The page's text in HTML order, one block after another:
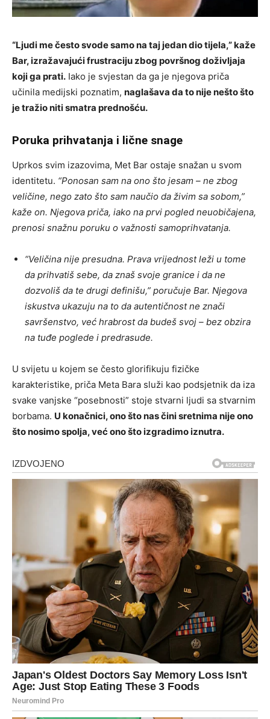
“Ljudi me često svode samo na taj jedan dio tijela,” kaže
Bar, izražavajući frustraciju zbog površnog doživljaja
koji ga prati. Iako je svjestan da ga je njegova priča
učinila medijski poznatim, naglašava da to nije nešto što
je tražio niti smatra prednošću.
Poruka prihvatanja i lične snage
Uprkos svim izazovima, Met Bar ostaje snažan u svom
identitetu. “Ponosan sam na ono što jesam – ne zbog
veličine, nego zato što sam naučio da živim sa sobom,”
kaže on. Njegova priča, iako na prvi pogled neuobičajena,
prenosi snažnu poruku o važnosti samoprihvatanja.
“Veličina nije presudna. Prava vrijednost leži u tome
da prihvatiš sebe, da znaš svoje granice i da ne
dozvoliš da te drugi definišu,” poručuje Bar. Njegova
iskustva ukazuju na to da autentičnost ne znači
savršenstvo, već hrabrost da budeš svoj – bez obzira
na tuđe poglede i predrasude.
U svijetu u kojem se često glorifikuju fizičke
karakteristike, priča Meta Bara služi kao podsjetnik da iza
svake vanjske “posebnosti” stoje stvarni ljudi sa stvarnim
borbama. U konačnici, ono što nas čini sretnima nije ono
što nosimo spolja, već ono što izgradimo iznutra.